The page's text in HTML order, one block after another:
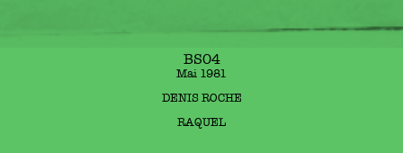
BS04
Mai 1981
DENIS ROCHE
RAQUEL